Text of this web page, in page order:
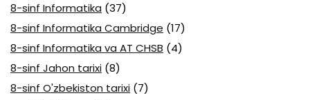
8-sinf Informatika (37)
8-sinf Informatika Cambridge (17)
8-sinf Informatika va AT CHSB (4)
8-sinf Jahon tarixi (8)
8-sinf O'zbekiston tarixi (7)